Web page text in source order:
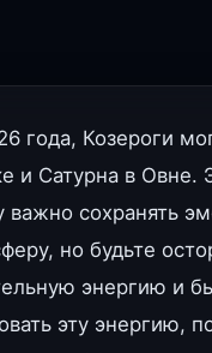
года, Козероги
и Сатурна в Овне.
сохранять
но будьте
энергию и
эту энергию,